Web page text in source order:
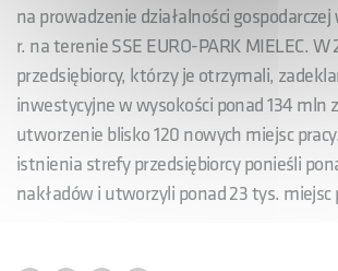
na prowadzenie działalności
r. na terenie SSE EURO-PARK MIELEC. W
przedsiębiorcy, którzy je otrzymali,
inwestycyjne w wysokości ponad 134 mln
utworzenie blisko 120 nowych miejsc
istnienia strefy przedsiębiorcy ponieśli
nakładów i utworzyli ponad 23 tys. miejsc